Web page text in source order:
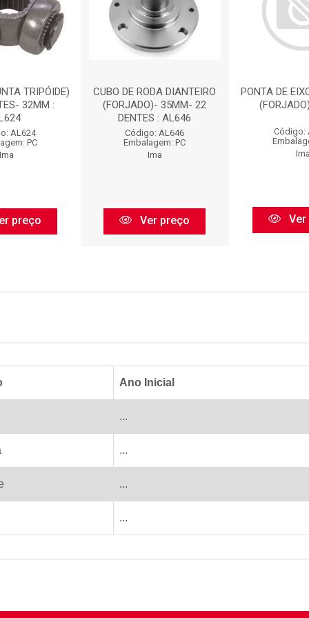
TRIPÓIDE)
32MM :
AL624
PC
preço
CUBO DE RODA DIANTEIRO
(FORJADO)- 35MM- 22
DENTES : AL646
Código: AL646
Embalagem: PC
Ima
Ver preço
PONTA DE
Código:
Ano Inicial
...
...
...
...